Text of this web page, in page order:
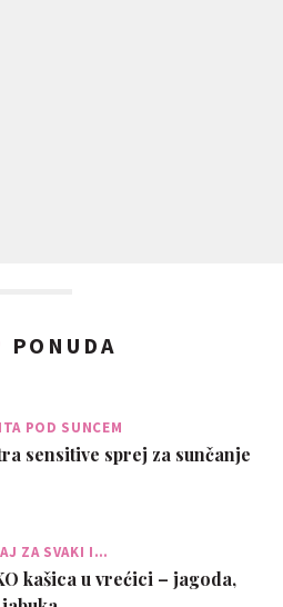
PONUDA
POD SUNCEM
sensitive sprej za sunčanje
ZA SVAKI I…
kašica u vrećici – jagoda,